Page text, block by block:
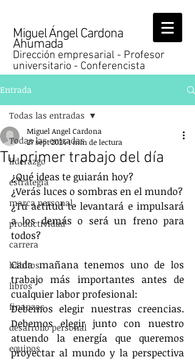
Miguel Ángel Cardona
Ahumada
Dirección empresarial - Profesor
universitario - Conferencista
Entrada
Todas las entradas
liderazgo
estrategia
marca personal
productividad
carrera
hábitos
libros
finanzas
desarrollo personal
equipos
Todas las entradas
Tu primer trabajo del día
Miguel Angel Cardona
27 sept 20241 min de lectura
¿Qué ideas te guiarán hoy?
¿Verás luces o sombras en el mundo?
¿Tu actitud te levantará e impulsará
a los demás o será un freno para
todos?
Cada mañana tenemos uno de los
trabajo más importantes antes de
cualquier labor profesional:
Debemos elegir nuestras creencias.
Debemos elegir junto con nuestro
atuendo la energía que queremos
proyectar al mundo y la perspectiva